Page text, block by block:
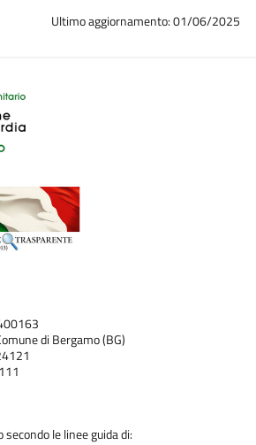
Ultimo aggiornamento: 01/06/2025
di Bergamo (BG)
le linee guida di: